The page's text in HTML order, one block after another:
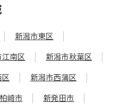
新潟市東区
江南区 新潟市秋葉区
区 新潟市西蒲区
柏崎市 新発田市